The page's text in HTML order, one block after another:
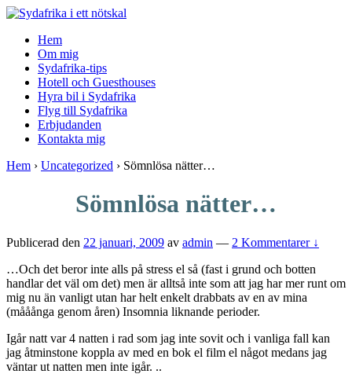
↓
Main
Content
Hem
Om mig
Sydafrika-tips
Hotell och Guesthouses
Hyra bil i Sydafrika
Flyg till Sydafrika
Erbjudanden
Kontakta mig
Hem › Uncategorized › Sömnlösa nätter…
Sömnlösa nätter…
Publicerad den 22 januari, 2009 av admin — 2 Kommentarer ↓
…Och det beror inte alls på stress el så (fast i grund och botten
handlar det väl om det) men är alltså inte som att jag har mer runt om
mig nu än vanligt utan har helt enkelt drabbats av en av mina
(mååånga genom åren) Insomnia liknande perioder.
Igår natt var 4 natten i rad som jag inte sovit och i vanliga fall kan
jag åtminstone koppla av med en bok el film el något medans jag
väntar ut natten men inte igår. ..